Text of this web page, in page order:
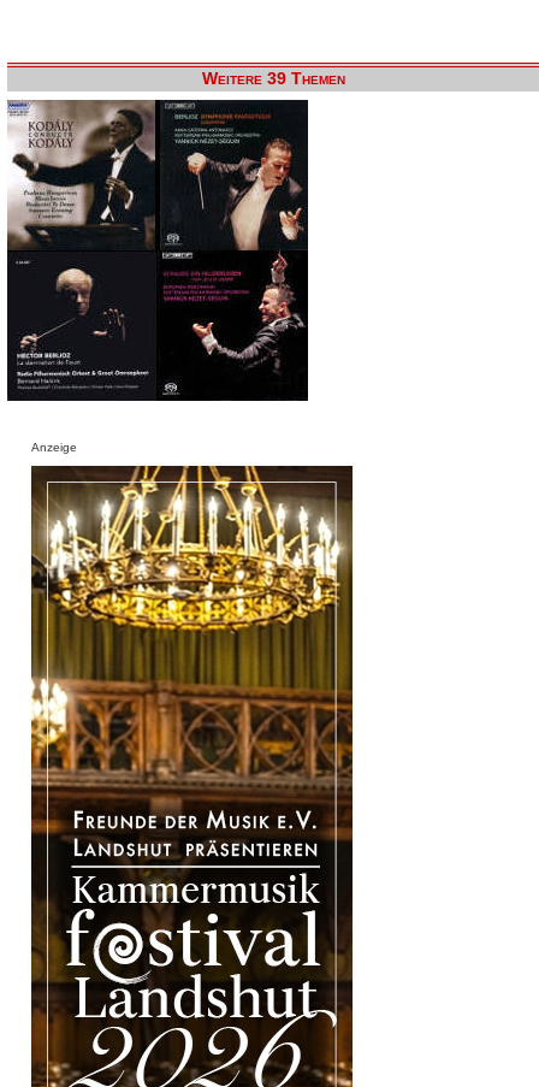
Weitere 39 Themen
Anzeige